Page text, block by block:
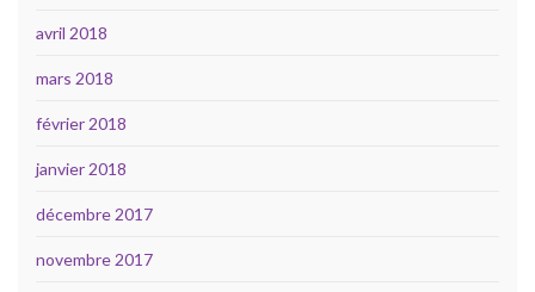
avril 2018
mars 2018
février 2018
janvier 2018
décembre 2017
novembre 2017